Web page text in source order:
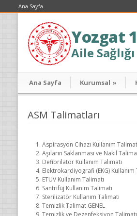
Ana Sayfa
Yozgat
Aile
Ana Sayfa Kurumsal »
ASM Talimatları
Aspirasyon Cihazı Kullanım
Aşıların Saklanması ve Nakil
Defibrilatör Kullanım Talimatı
Elektrokardiyografi (EKG) Kullanım
ETÜV Kullanım Talimatı
Santrifüj Kullanım Talimatı
Sterilizatör Kullanım Talimatı
Temizlik Talimat GENEL
Temizlik ve Dezenfeksiyon Talimatı